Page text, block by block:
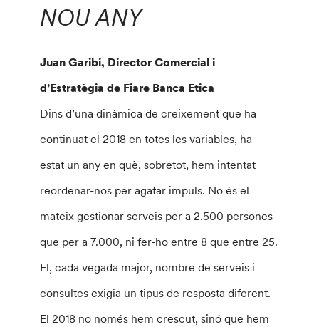
NOU ANY
Juan Garibi, Director Comercial i
d’Estratègia de Fiare Banca Etica
Dins d’una dinàmica de creixement que ha
continuat el 2018 en totes les variables, ha
estat un any en què, sobretot, hem intentat
reordenar-nos per agafar impuls. No és el
mateix gestionar serveis per a 2.500 persones
que per a 7.000, ni fer-ho entre 8 que entre 25.
El, cada vegada major, nombre de serveis i
consultes exigia un tipus de resposta diferent.
El 2018 no només hem crescut, sinó que hem